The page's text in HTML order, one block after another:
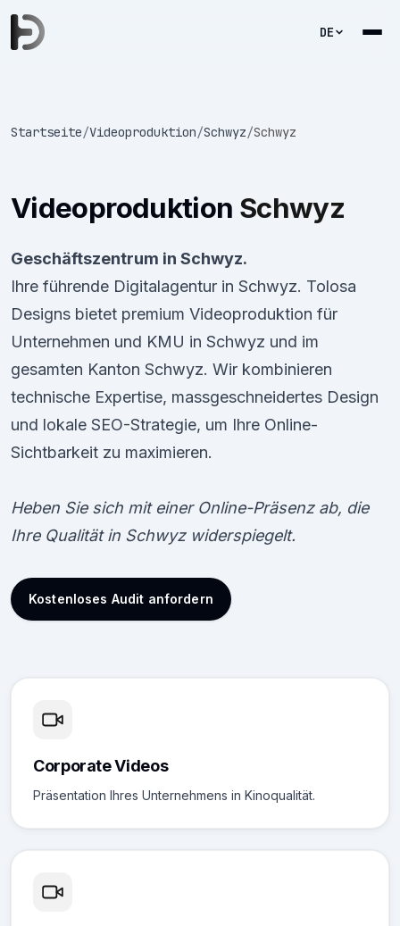
DE
Startseite/Videoproduktion/Schwyz/Schwyz
Videoproduktion Schwyz
Geschäftszentrum in Schwyz.
Ihre führende Digitalagentur in Schwyz. Tolosa
Designs bietet premium Videoproduktion für
Unternehmen und KMU in Schwyz und im
gesamten Kanton Schwyz. Wir kombinieren
technische Expertise, massgeschneidertes Design
und lokale SEO-Strategie, um Ihre Online-
Sichtbarkeit zu maximieren.
Heben Sie sich mit einer Online-Präsenz ab, die
Ihre Qualität in Schwyz widerspiegelt.
Kostenloses Audit anfordern
Corporate Videos
Präsentation Ihres Unternehmens in Kinoqualität.